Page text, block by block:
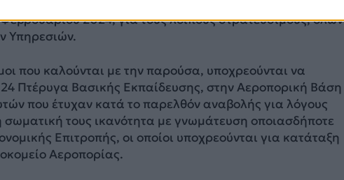
2024, για τους λοιπούς στρατευσίμους, όλων
Υπηρεσιών.
που καλούνται με την παρούσα, υποχρεούνται να
Πτέρυγα Βασικής Εκπαίδευσης, στην Αεροπορική Βάση
που έτυχαν κατά το παρελθόν αναβολής για λόγους
σωματική τους ικανότητα με γνωμάτευση οποιασδήποτε
Επιτροπής, οι οποίοι υποχρεούνται για κατάταξη
Αεροπορίας.